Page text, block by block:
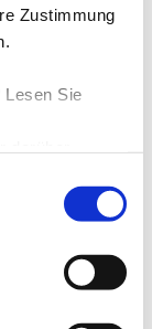
Zustimmung
Sie